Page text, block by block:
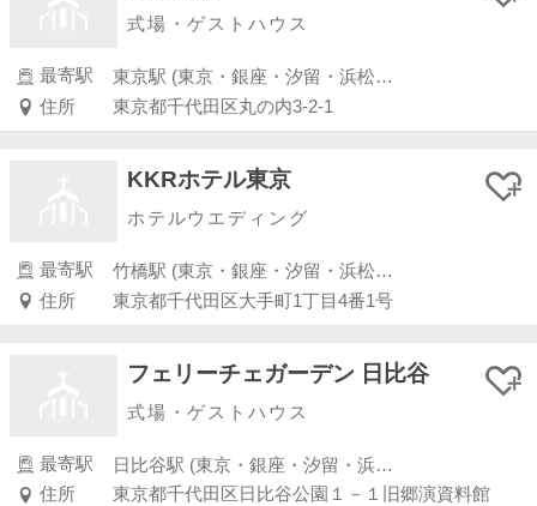
式場・ゲストハウス
最寄駅
東京駅 (東京・銀座・汐留・浜松町・品川・上野・浅草)
住所
東京都千代田区丸の内3-2-1
KKRホテル東京
ホテルウエディング
最寄駅
竹橋駅 (東京・銀座・汐留・浜松町・品川・上野・浅草)
住所
東京都千代田区大手町1丁目4番1号
フェリーチェガーデン 日比谷
式場・ゲストハウス
最寄駅
日比谷駅 (東京・銀座・汐留・浜松町・品川・上野・浅草)
住所
東京都千代田区日比谷公園１－１旧郷演資料館